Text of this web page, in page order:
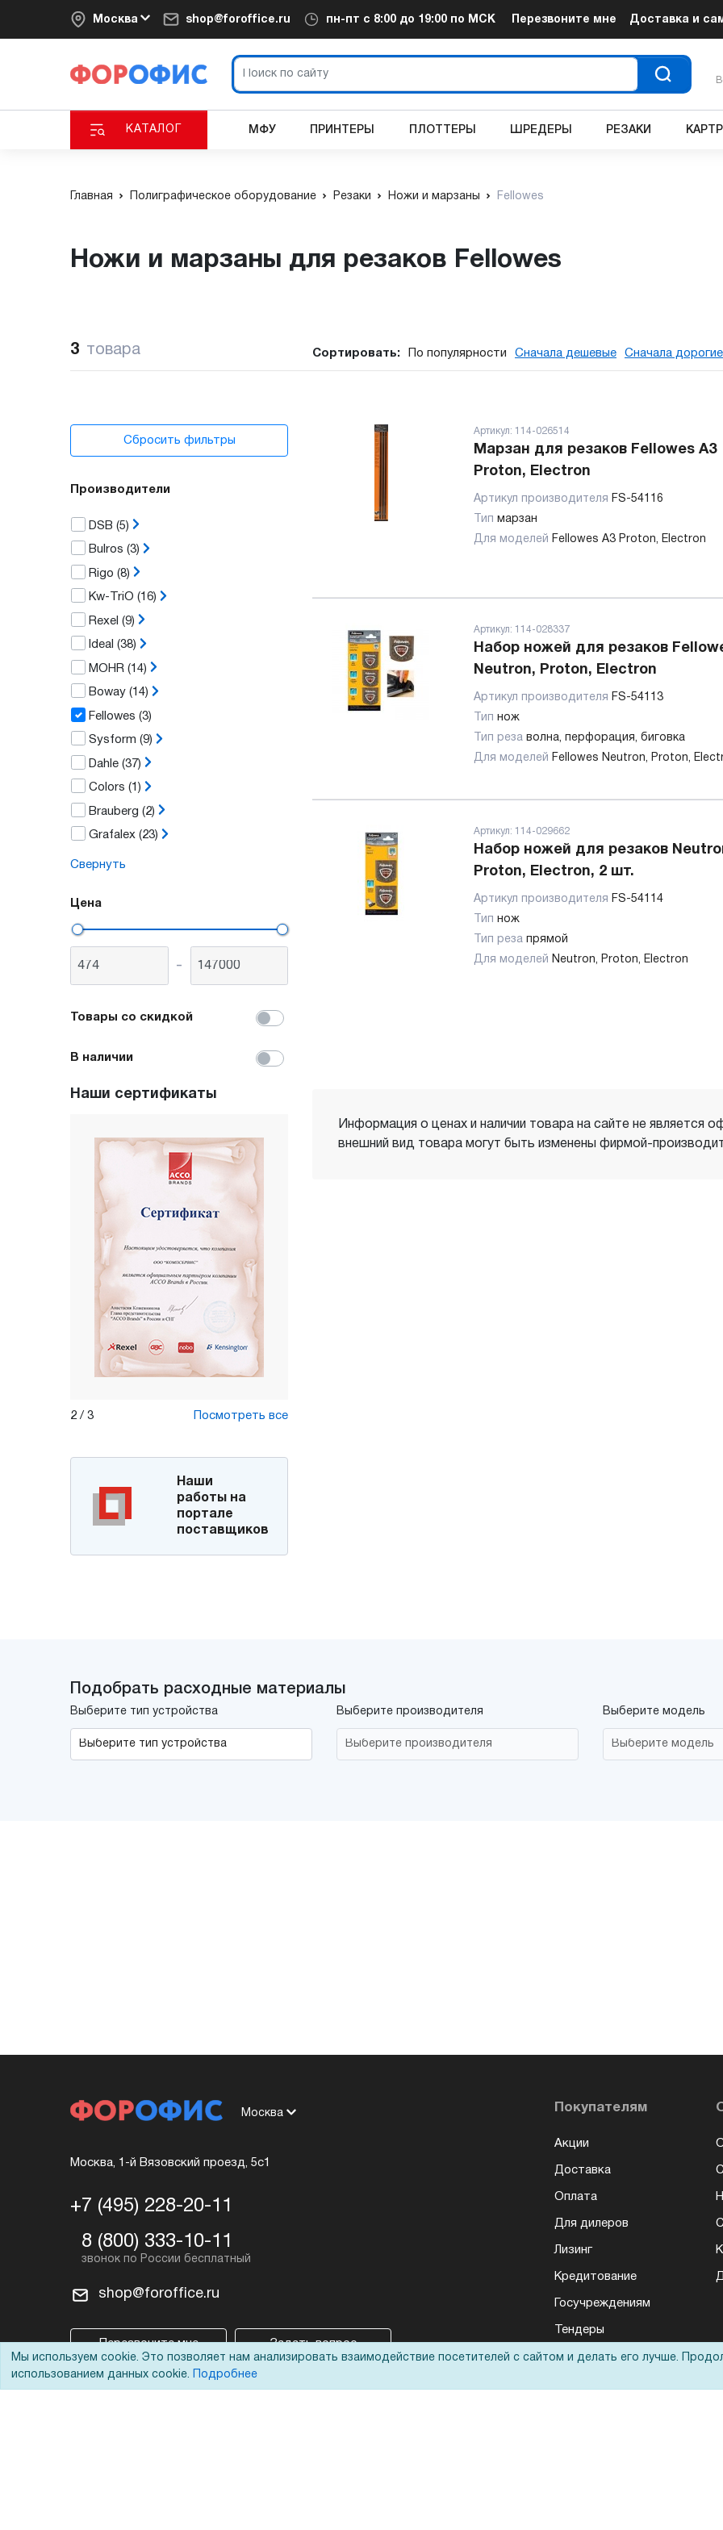
Москва shop@foroffice.ru пн-пт с 8:00 до 19:00 по МСК Перезвоните мне Доставка и
КАТАЛОГ МФУ ПРИНТЕРЫ ПЛОТТЕРЫ ШРЕДЕРЫ РЕЗАКИ
Главная Полиграфическое оборудование Резаки Ножи и марзаны Fellowes
Ножи и марзаны для резаков Fellowes
3 товара Сортировать: По популярности Сначала дешевые Сначала дорогие
Сбросить фильтры
Производители
DSB (5)
Bulros (3)
Rigo (8)
Kw-TriO (16)
Rexel (9)
Ideal (38)
MOHR (14)
Boway (14)
Fellowes (3)
Sysform (9)
Dahle (37)
Colors (1)
Brauberg (2)
Grafalex (23)
Свернуть
Цена
-
Товары со скидкой
В наличии
Наши сертификаты
2 / 3 Посмотреть все
Наши
работы на
портале
поставщиков
Артикул: 114-026514
Марзан для резаков Fellowes А3
Proton, Electron
Артикул производителя FS-54116
Тип марзан
Для моделей Fellowes А3 Proton, Electron
Артикул: 114-028337
Набор ножей для резаков
Neutron, Proton, Electron
Артикул производителя FS-54113
Тип нож
Тип реза волна, перфорация, биговка
Для моделей Fellowes Neutron, Proton,
Артикул: 114-029662
Набор ножей для резаков
Proton, Electron, 2 шт.
Артикул производителя FS-54114
Тип нож
Тип реза прямой
Для моделей Neutron, Proton, Electron
Информация о ценах и наличии товара на сайте не является
внешний вид товара могут быть изменены фирмой-
Подобрать расходные материалы
Выберите тип устройства Выберите производителя Выберите модель
Москва
Москва, 1-й Вязовский проезд, 5с1
+7 (495) 228-20-11
8 (800) 333-10-11
shop@foroffice.ru
Перезвоните мне Задать вопрос
Покупателям
Акции
Доставка
Оплата
Для дилеров
Лизинг
Кредитование
Госучреждениям
Тендеры
Бренды
Мы используем cookie. Это позволяет нам анализировать взаимодействие посетителей с сайтом и делать его лучше.
использованием данных cookie.
Подробнее